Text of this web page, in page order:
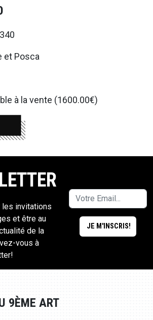
et Posca
à la vente (1600.00€)
les invitations
et être au
de la
vous à
9ÈME ART